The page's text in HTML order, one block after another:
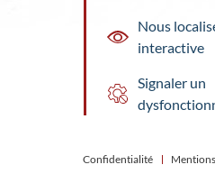
Nous
interactive
Signaler un
Confidentialité